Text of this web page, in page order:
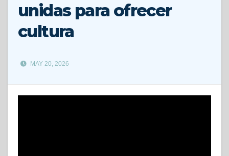
unidas para ofrecer
cultura
MAY 20, 2026